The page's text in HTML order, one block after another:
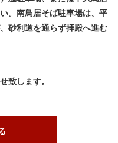
。南鳥居そば駐車場は、平
砂利道を通らず拝殿へ進む
致します。